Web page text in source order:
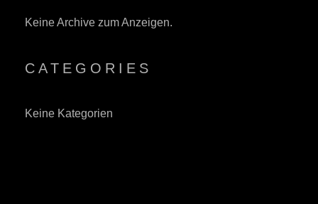
Keine Archive zum Anzeigen.
CATEGORIES
Keine Kategorien